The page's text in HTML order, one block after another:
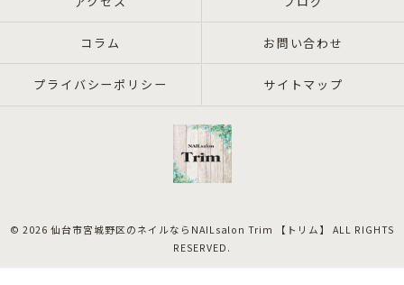
コラム お問い合わせ
プライバシーポリシー サイトマップ
© 2026 仙台市宮城野区のネイルならNAILsalon Trim 【トリム】 ALL RIGHTS
RESERVED.